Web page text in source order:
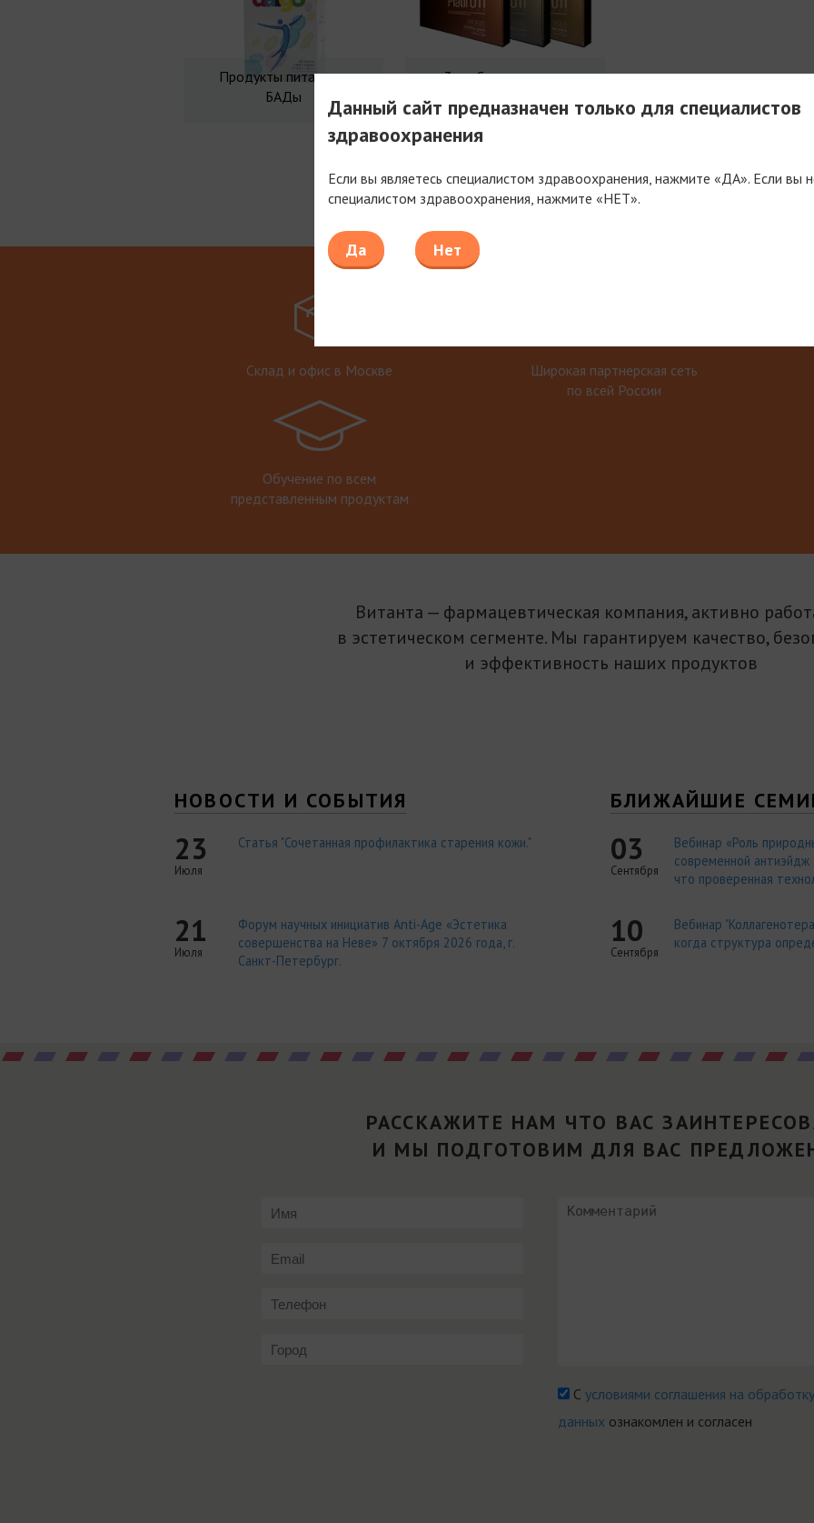
Продукты питания и
БАДы
3 мл Совершенства
Мы работаем только с компаниями, имеющими
Склад и офис в Москве
Широкая партнерская сеть
по всей России
Обучение по всем
представленным продуктам
Витанта — фармацевтическая компания, активно
в эстетическом сегменте. Мы гарантируем качество,
и эффективность наших продуктов
НОВОСТИ И СОБЫТИЯ
23
Июля
Статья "Сочетанная профилактика старения кожи."
21
Июля
Форум научных инициатив Anti-Age «Эстетика
совершенства на Неве» 7 октября 2026 года, г.
Санкт-Петербург.
БЛИЖАЙШИЕ
03
Сентября
Вебинар «Роль
современной
что проверенная
10
Сентября
Вебинар
когда структура
РАССКАЖИТЕ НАМ ЧТО ВАС
И МЫ ПОДГОТОВИМ ДЛЯ ВАС
Сусловиями соглашения на
данных ознакомлен и согласен
Данный сайт предназначен только для специалистов
здравоохранения
Если вы являетесь специалистом здравоохранения, нажмите «ДА». Если вы
специалистом здравоохранения, нажмите «НЕТ».
Да Нет